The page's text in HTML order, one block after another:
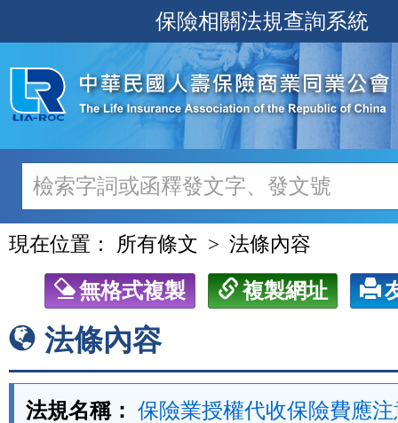
至
主
內
容
保險相關法規查詢系統
現在位置： 所有條文 法條內容
無格式複製 複製網址
法條內容
法規名稱： 保險業授權代收保險費應